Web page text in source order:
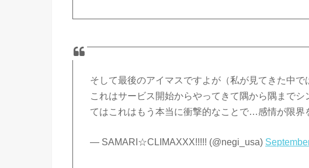
そして最後のアイマスですよが（私が見てきた中
これはサービス開始からやってきて隅から隅まで
てはこれはもう本当に衝撃的なことで…感情が限
— SAMARI☆CLIMAXXX!!!!! (@negi_usa)